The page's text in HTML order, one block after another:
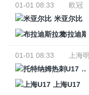
01-01 08:33
欧冠
米亚尔比
布拉迪斯
01-01 08:33
上海
上海U17